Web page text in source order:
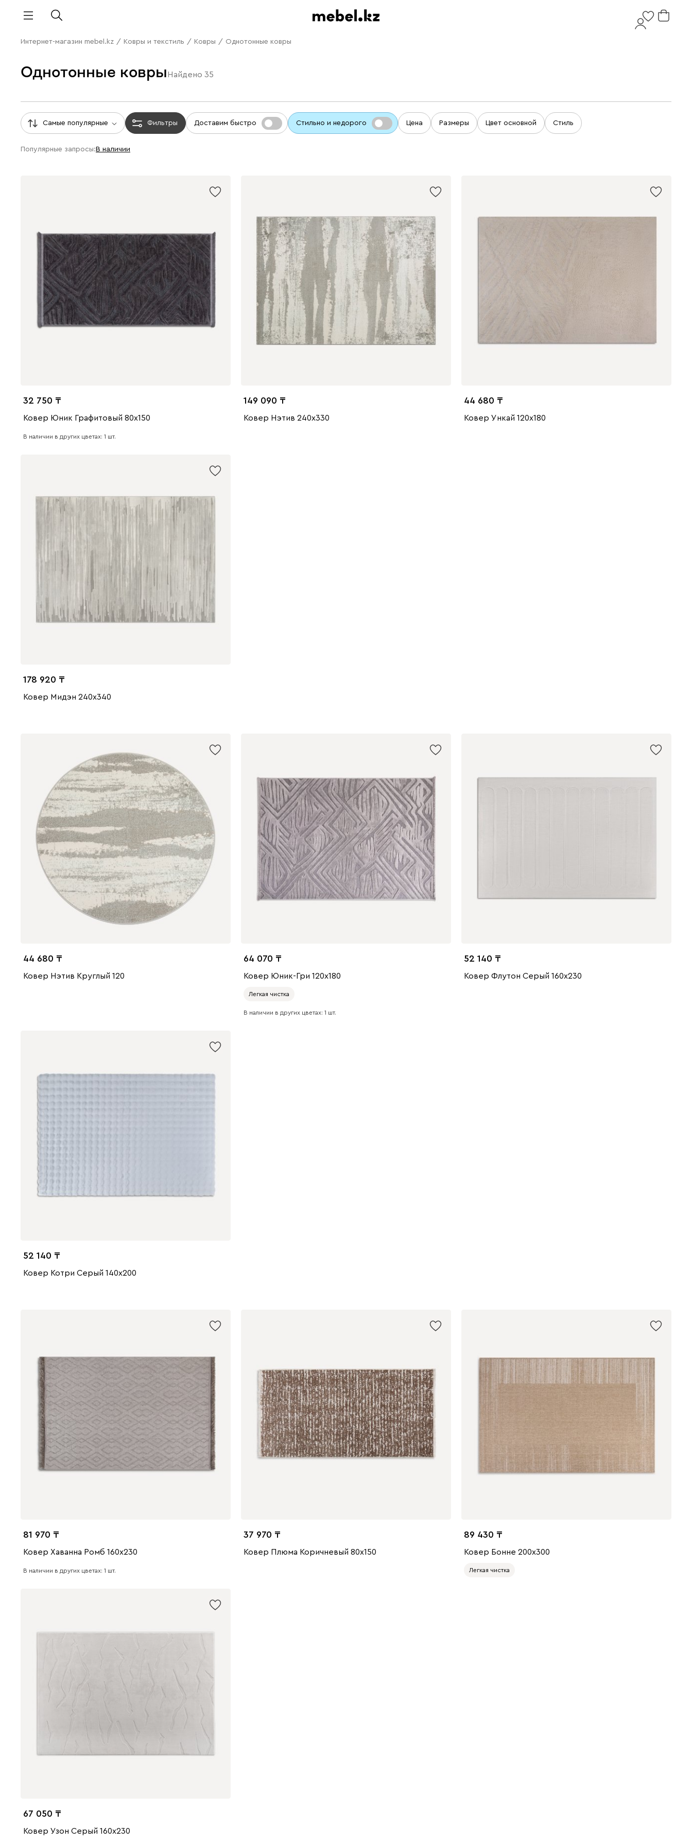
Интернет-магазин mebel.kz / Ковры и текстиль / Ковры / Однотонные ковры
Однотонные ковры Найдено 35
Самые популярные Фильтры Доставим быстро Стильно и недорого Цена Размеры Цвет основной Стиль
Популярные запросы: В наличии
32 750
Ковер Юник Графитовый 80x150
В наличии в других цветах: 1 шт.
149 090
Ковер Нэтив 240x330
44 680
Ковер Ункай 120x180
178 920
Ковер Мидэн 240x340
44 680
Ковер Нэтив Круглый 120
64 070
Ковер Юник-Гри 120x180
Легкая чистка
В наличии в других цветах: 1 шт.
52 140
Ковер Флутон Серый 160x230
52 140
Ковер Котри Серый 140x200
81 970
Ковер Хаванна Ромб 160x230
В наличии в других цветах: 1 шт.
37 970
Ковер Плюма Коричневый 80x150
89 430
Ковер Бонне 200x300
Легкая чистка
67 050
Ковер Узон Серый 160x230